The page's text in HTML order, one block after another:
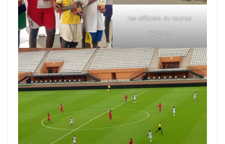
les officiels du tournoi
d'Abobo